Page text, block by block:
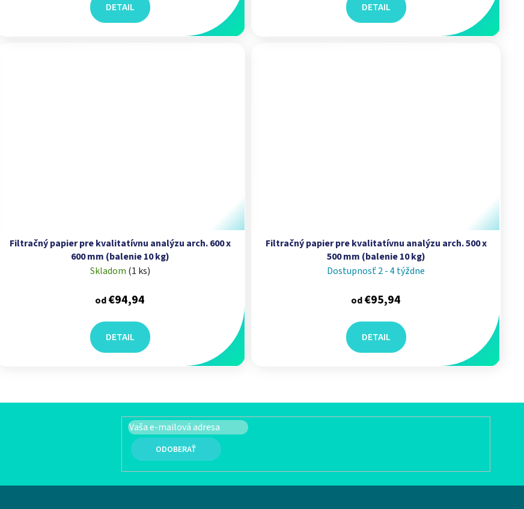
DETAIL DETAIL
Filtračný papier pre kvalitatívnu analýzu arch. 600 x
600 mm (balenie 10 kg)
Skladom (1 ks)
od€94,94
DETAIL
Filtračný papier pre kvalitatívnu analýzu arch. 500 x
500 mm (balenie 10 kg)
Dostupnosť 2 - 4 týždne
od€95,94
DETAIL
PRIHLÁSIŤ SA